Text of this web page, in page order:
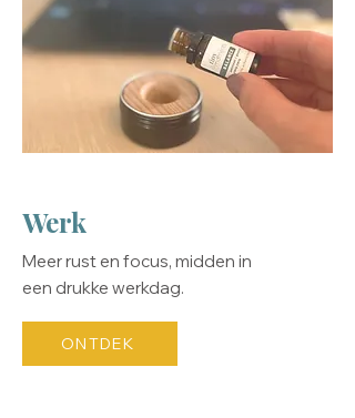
Werk
Meer rust en focus, midden in
een drukke werkdag.
ONTDEK